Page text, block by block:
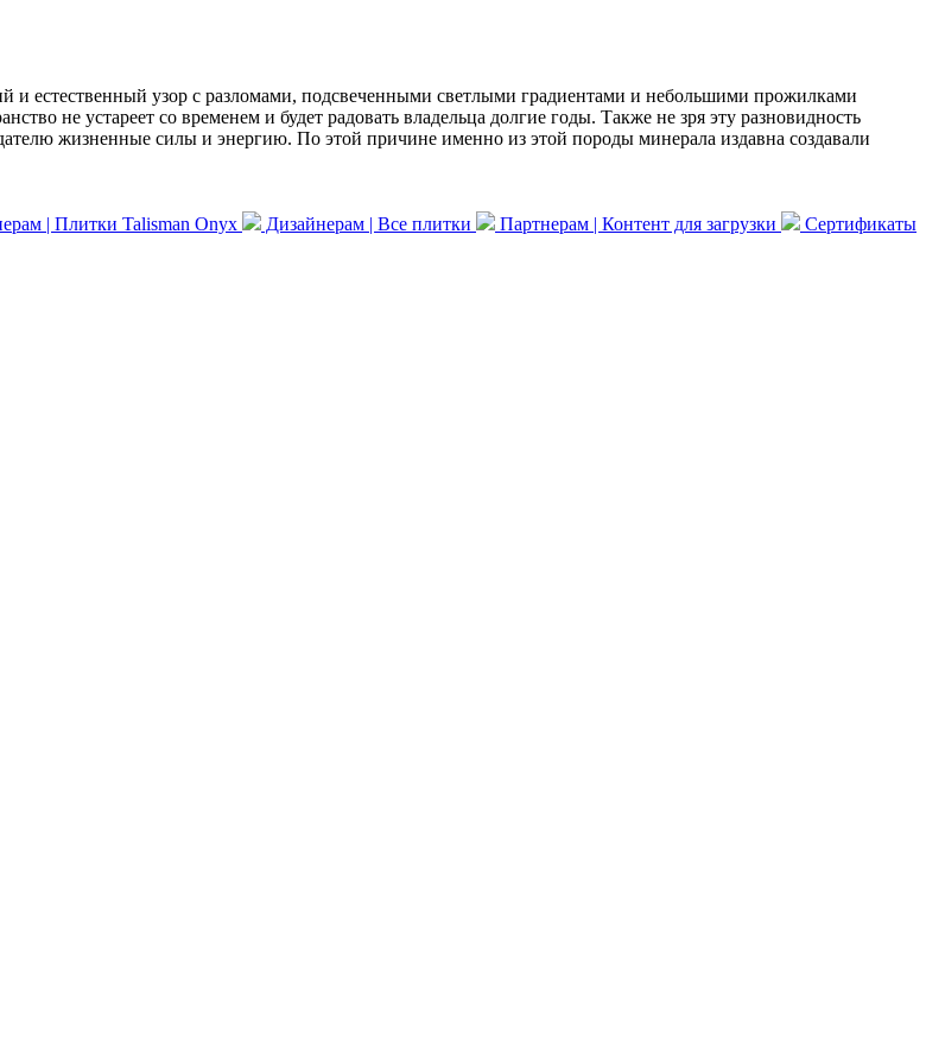
и естественный узор с разломами, подсвеченными светлыми градиентами и небольшими прожилками
не устареет со временем и будет радовать владельца долгие годы. Также не зря эту разновидность
жизненные силы и энергию. По этой причине именно из этой породы минерала издавна создавали
| Плитки Talisman Onyx Дизайнерам | Все плитки Партнерам | Контент для загрузки Сертификаты